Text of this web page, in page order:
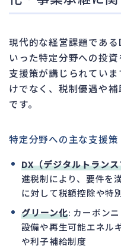
現代的な経営課題であ
いった特定分野への投
支援策が講じられてい
けでなく、税制優遇や
です。
特定分野への主な支援策
DX（デジタルトラン
進税制により、要件を
に対して税額控除や特
グリーン化: カーボン
設備や再生可能エネル
や利子補給制度